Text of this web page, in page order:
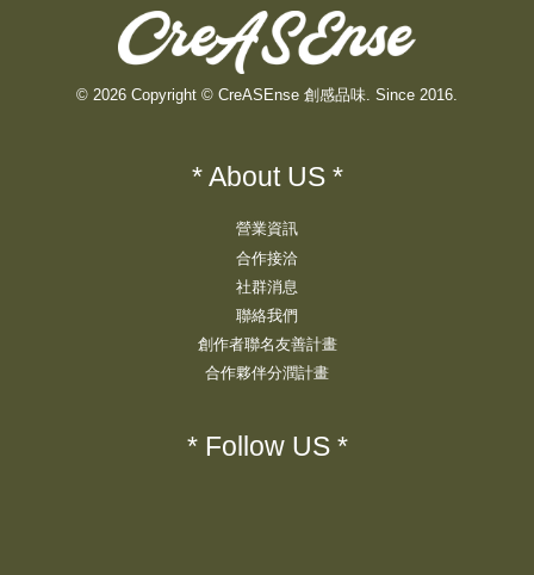
© 2026 Copyright © CreASEnse 創感品味. Since 2016.
* About US *
營業資訊
合作接洽
社群消息
聯絡我們
創作者聯名友善計畫
合作夥伴分潤計畫
* Follow US *